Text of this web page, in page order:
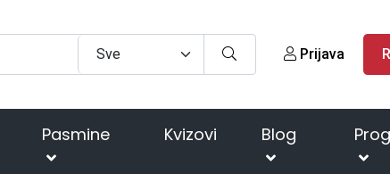
Prijava
Pasmine Kvizovi Blog